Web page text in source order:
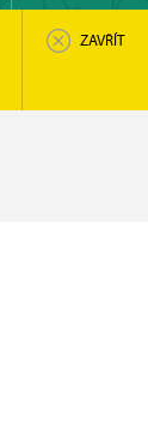
ZAVŘÍT